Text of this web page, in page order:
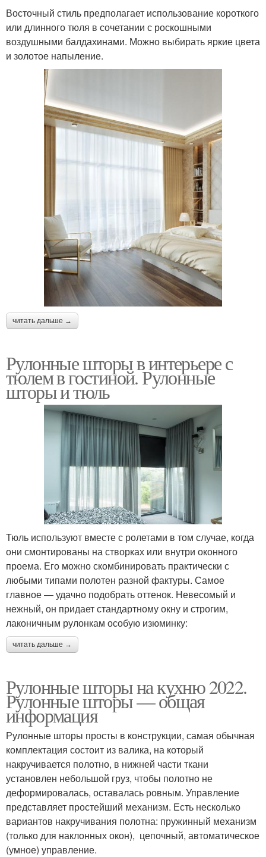
Восточный стиль предполагает использование короткого
или длинного тюля в сочетании с роскошными
воздушными балдахинами. Можно выбирать яркие цвета
и золотое напыление.
читать дальше →
Рулонные шторы в интерьере с
тюлем в гостиной. Рулонные
шторы и тюль
Тюль используют вместе с ролетами в том случае, когда
они смонтированы на створках или внутри оконного
проема. Его можно скомбинировать практически с
любыми типами полотен разной фактуры. Самое
главное ― удачно подобрать оттенок. Невесомый и
нежный, он придает стандартному окну и строгим,
лаконичным рулонкам особую изюминку:
читать дальше →
Рулонные шторы на кухню 2022.
Рулонные шторы — общая
информация
Рулонные шторы просты в конструкции, самая обычная
комплектация состоит из валика, на который
накручивается полотно, в нижней части ткани
установлен небольшой груз, чтобы полотно не
деформировалась, оставалась ровным. Управление
представляет простейший механизм. Есть несколько
вариантов накручивания полотна: пружинный механизм
(только для наклонных окон), цепочный, автоматическое
(умное) управление.